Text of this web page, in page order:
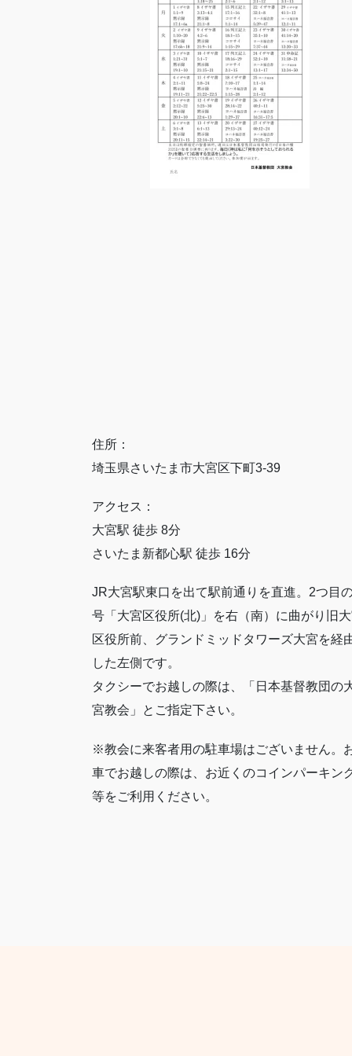
住所：
埼玉県さいたま市大宮区下町3-39
アクセス：
大宮駅 徒歩 8分
さいたま新都心駅 徒歩 16分
JR大宮駅東口を出て駅前通りを直進。2つ目
号「大宮区役所(北)」を右（南）に曲がり旧
区役所前、グランドミッドタワーズ大宮を経
した左側です。
タクシーでお越しの際は、「日本基督教団の
宮教会」とご指定下さい。
※教会に来客者用の駐車場はございません。
車でお越しの際は、お近くのコインパーキン
等をご利用ください。